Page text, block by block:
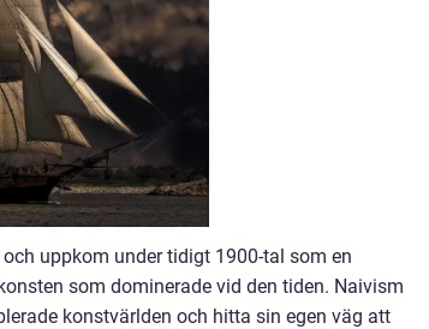
uppkom under tidigt 1900-tal som en
som dominerade vid den tiden. Naivism
konstvärlden och hitta sin egen väg att